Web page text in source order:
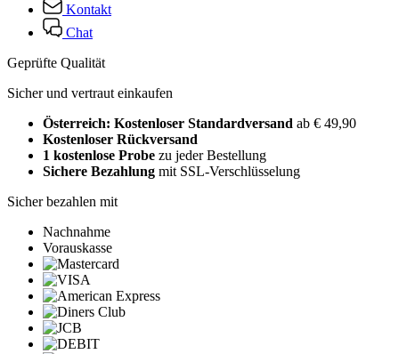
Kontakt
Chat
Geprüfte Qualität
Sicher und vertraut einkaufen
Österreich: Kostenloser Standardversand ab € 49,90
Kostenloser Rückversand
1 kostenlose Probe zu jeder Bestellung
Sichere Bezahlung mit SSL-Verschlüsselung
Sicher bezahlen mit
Nachnahme
Vorauskasse